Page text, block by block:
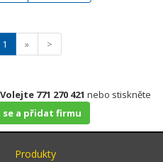
1 » >
Volejte 771 270 421 nebo stiskněte
a přidat firmu
Produkty